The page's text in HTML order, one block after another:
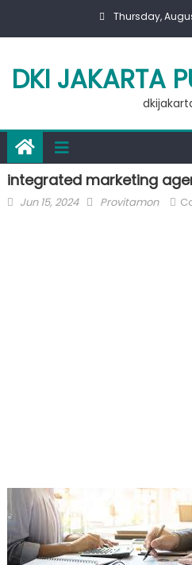
Thursday,
DKI JAKARTA
integrated marketing
Posted
Jun 15, 2024 Author
Provitamon